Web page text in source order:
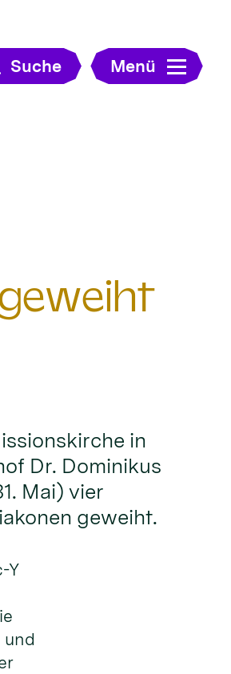
Suche Menü
in
Dr. Dominikus
Mai) vier
geweiht.
Y
und